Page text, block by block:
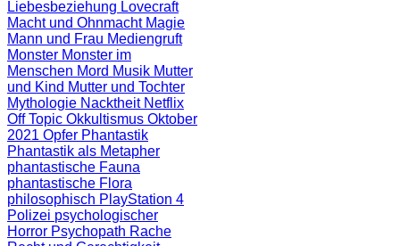
Liebesbeziehung Lovecraft
Macht und Ohnmacht Magie
Mann und Frau Mediengruft
Monster Monster im
Menschen Mord Musik Mutter
und Kind Mutter und Tochter
Mythologie Nacktheit Netflix
Off Topic Okkultismus Oktober
2021 Opfer Phantastik
Phantastik als Metapher
phantastische Fauna
phantastische Flora
philosophisch PlayStation 4
Polizei psychologischer
Horror Psychopath Rache